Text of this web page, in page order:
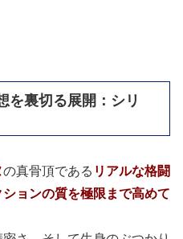
を裏切る展開：シリ
の真骨頂である リアルな格闘
ションの質を極限まで高めて